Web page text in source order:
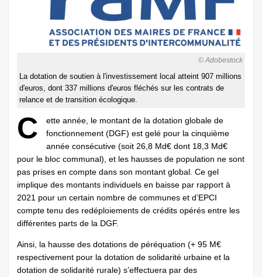
© Adobestock
La dotation de soutien à l'investissement local atteint 907 millions
d'euros, dont 337 millions d'euros fléchés sur les contrats de
relance et de transition écologique.
C
ette année, le montant de la dotation globale de
fonctionnement (DGF) est gelé pour la cinquième
année consécutive (soit 26,8 Md€ dont 18,3 Md€
pour le bloc communal), et les hausses de population ne sont
pas prises en compte dans son montant global. Ce gel
implique des montants individuels en baisse par rapport à
2021 pour un certain nombre de communes et d’EPCI
compte tenu des redéploiements de crédits opérés entre les
différentes parts de la DGF.
Ainsi, la hausse des dotations de péréquation (+ 95 M€
respectivement pour la dotation de solidarité urbaine et la
dotation de solidarité rurale) s’effectuera par des